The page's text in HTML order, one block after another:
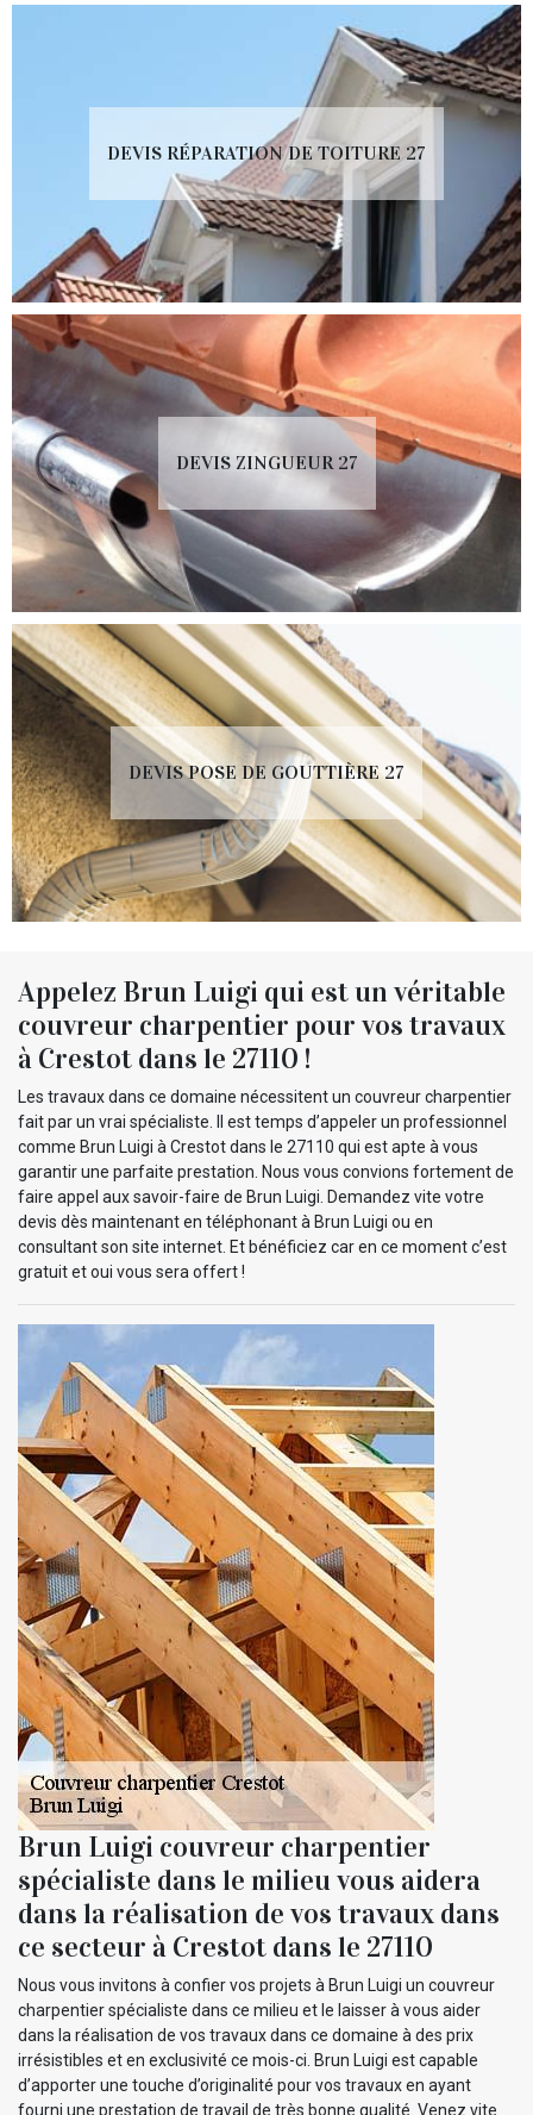
DEVIS RÉPARATION DE TOITURE 27
DEVIS ZINGUEUR 27
DEVIS POSE DE GOUTTIÈRE 27
Appelez Brun Luigi qui est un véritable
couvreur charpentier pour vos travaux
à Crestot dans le 27110 !
Les travaux dans ce domaine nécessitent un couvreur charpentier
fait par un vrai spécialiste. Il est temps d’appeler un professionnel
comme Brun Luigi à Crestot dans le 27110 qui est apte à vous
garantir une parfaite prestation. Nous vous convions fortement de
faire appel aux savoir-faire de Brun Luigi. Demandez vite votre
devis dès maintenant en téléphonant à Brun Luigi ou en
consultant son site internet. Et bénéficiez car en ce moment c’est
gratuit et oui vous sera offert !
Brun Luigi couvreur charpentier
spécialiste dans le milieu vous aidera
dans la réalisation de vos travaux dans
ce secteur à Crestot dans le 27110
Nous vous invitons à confier vos projets à Brun Luigi un couvreur
charpentier spécialiste dans ce milieu et le laisser à vous aider
dans la réalisation de vos travaux dans ce domaine à des prix
irrésistibles et en exclusivité ce mois-ci. Brun Luigi est capable
d’apporter une touche d’originalité pour vos travaux en ayant
fourni une prestation de travail de très bonne qualité. Venez vite